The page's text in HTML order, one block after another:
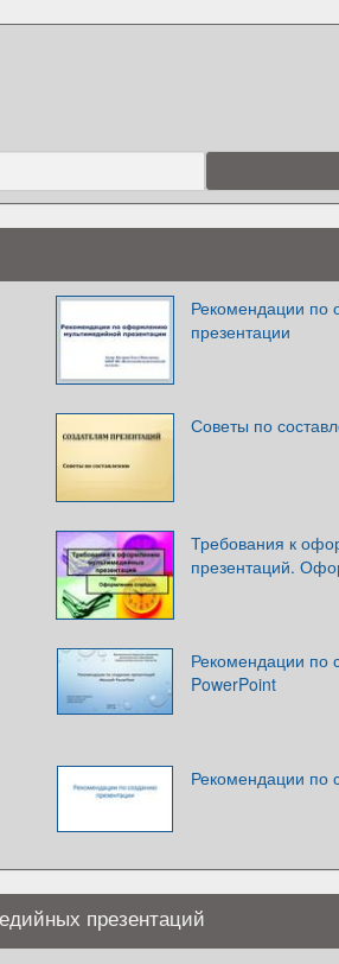
Рекомендации
презентации
Советы по
Требования к
презентаций.
Рекомендации по
PowerPoint
Рекомендации по
презентаций